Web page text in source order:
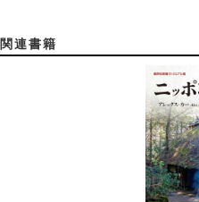
関連書籍